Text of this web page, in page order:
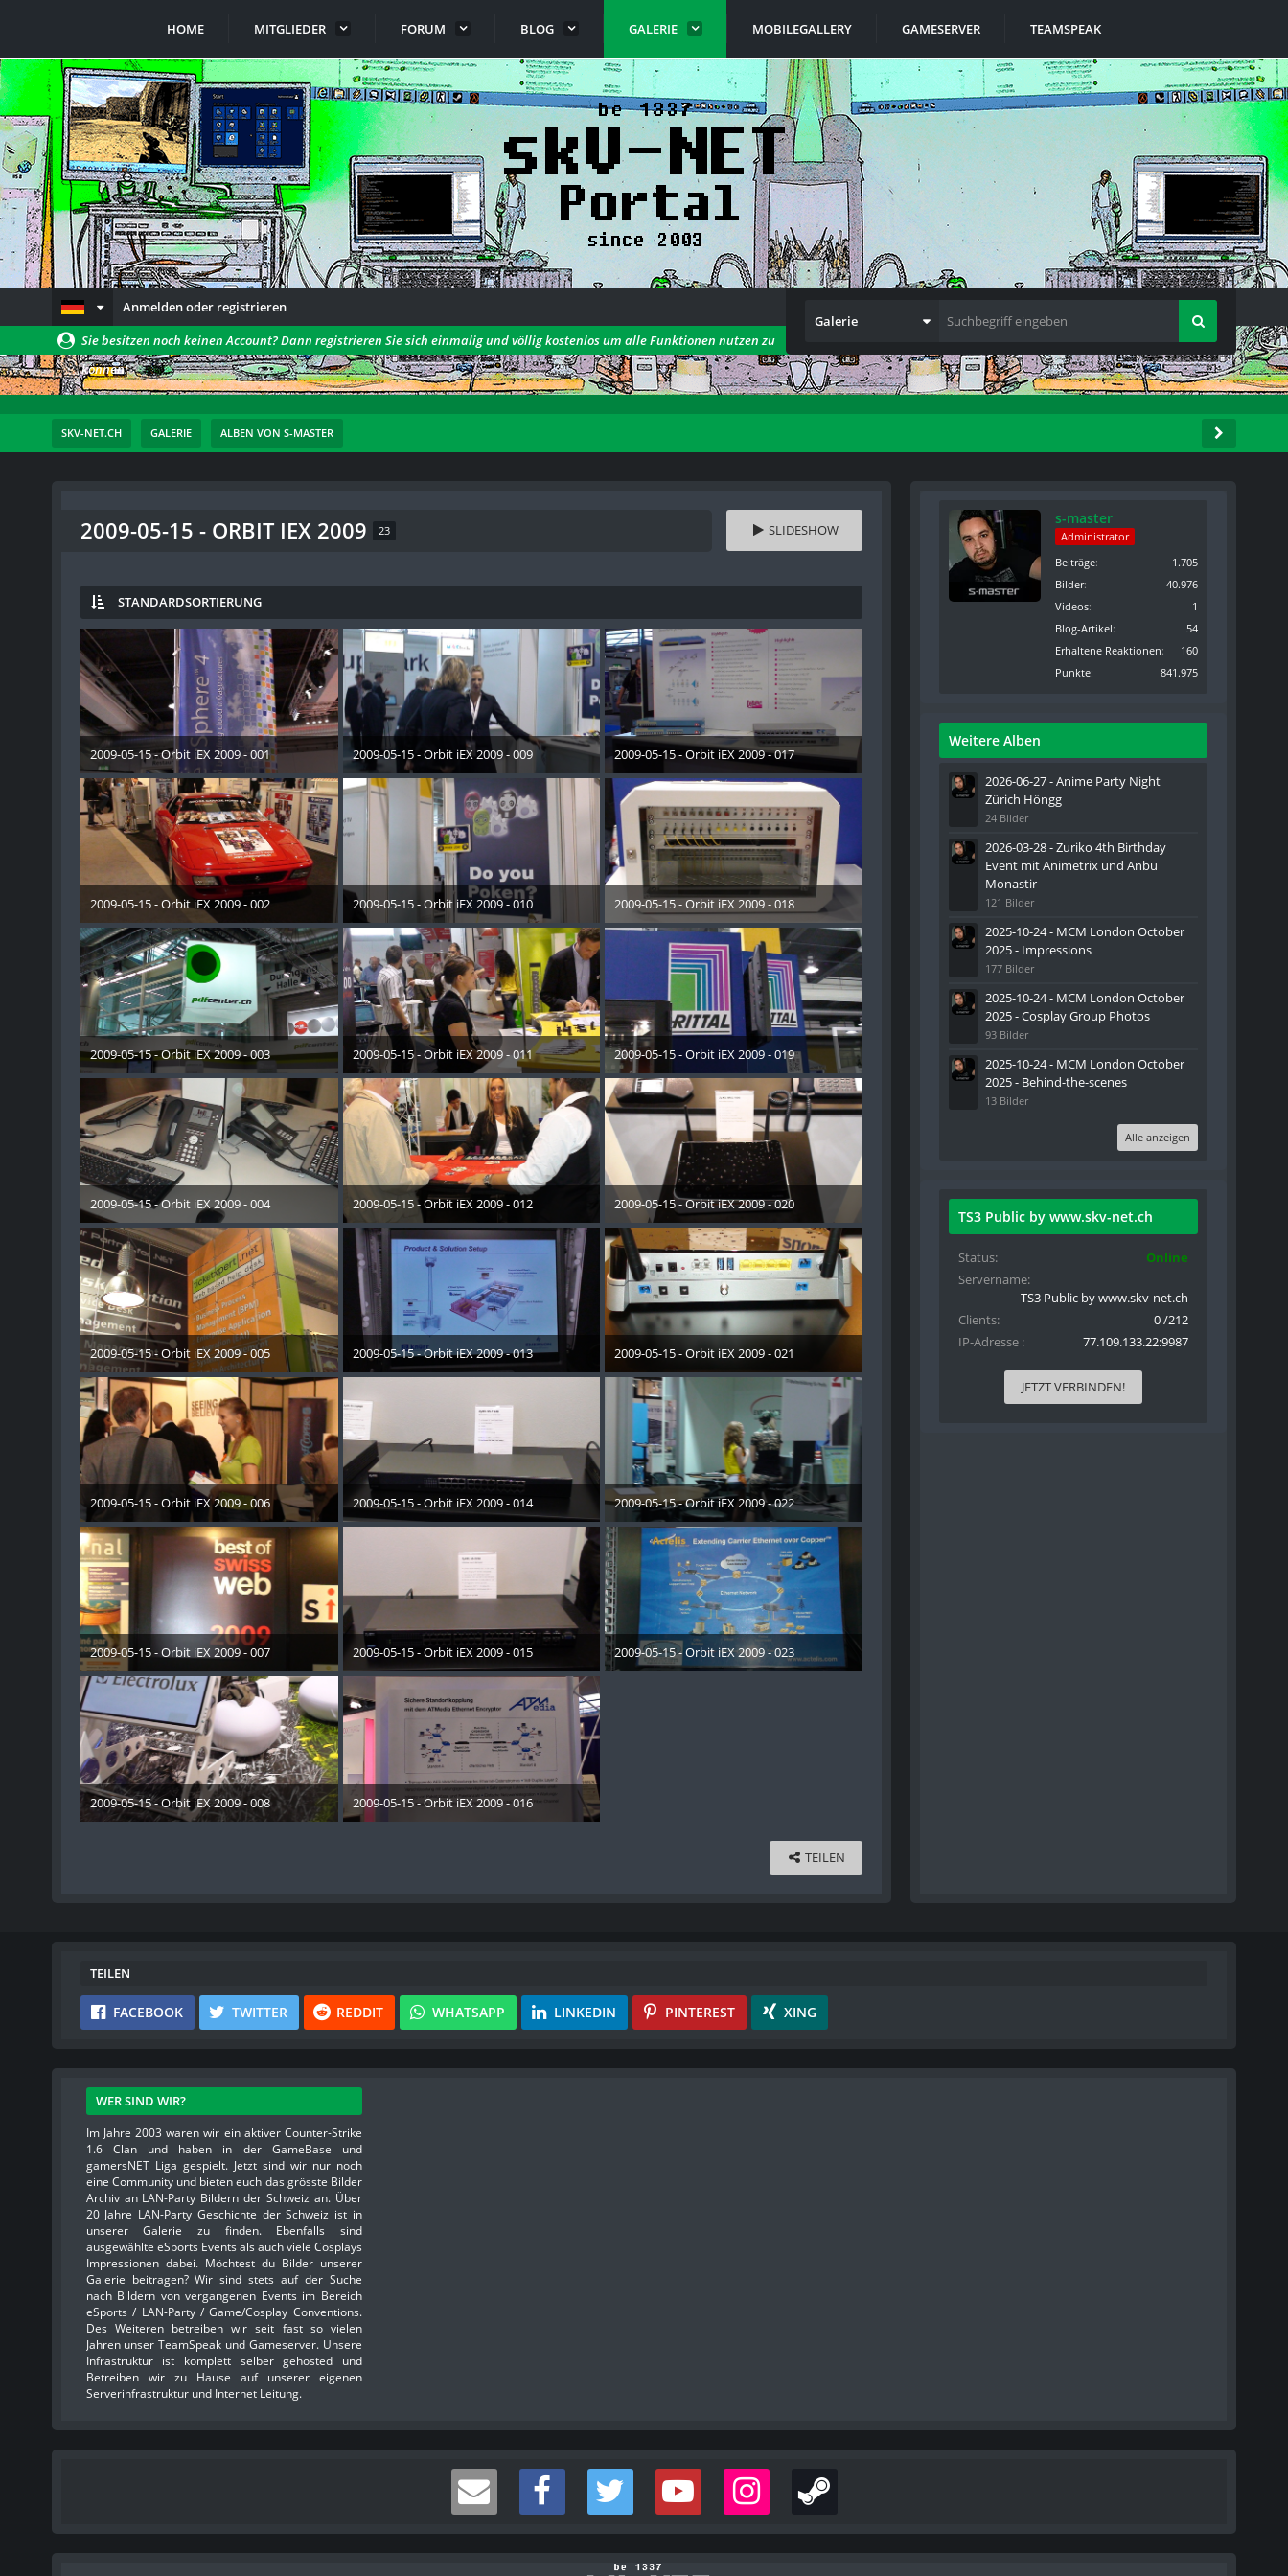
HOME MITGLIEDER FORUM BLOG GALERIE MOBILEGALLERY GAMESERVER TEAMSPEAK
Anmelden oder registrieren
Galerie
Sie besitzen noch keinen Account? Dann registrieren Sie sich einmalig und völlig kostenlos um alle Funktionen nutzen zu
können!
SKV-NET.CH GALERIE ALBEN VON S-MASTER
2009-05-15 - ORBIT IEX 2009 23 SLIDESHOW
STANDARDSORTIERUNG
2009-05-15 - Orbit iEX 2009 - 001
28. Dezember 2012
2009-05-15 - Orbit iEX 2009 - 002
28. Dezember 2012
2009-05-15 - Orbit iEX 2009 - 003
28. Dezember 2012
2009-05-15 - Orbit iEX 2009 - 004
28. Dezember 2012
2009-05-15 - Orbit iEX 2009 - 005
28. Dezember 2012
2009-05-15 - Orbit iEX 2009 - 006
28. Dezember 2012
2009-05-15 - Orbit iEX 2009 - 007
28. Dezember 2012
2009-05-15 - Orbit iEX 2009 - 008
28. Dezember 2012
2009-05-15 - Orbit iEX 2009 - 009
28. Dezember 2012
2009-05-15 - Orbit iEX 2009 - 010
28. Dezember 2012
2009-05-15 - Orbit iEX 2009 - 011
28. Dezember 2012
2009-05-15 - Orbit iEX 2009 - 012
28. Dezember 2012
2009-05-15 - Orbit iEX 2009 - 013
28. Dezember 2012
2009-05-15 - Orbit iEX 2009 - 014
28. Dezember 2012
2009-05-15 - Orbit iEX 2009 - 015
28. Dezember 2012
2009-05-15 - Orbit iEX 2009 - 016
28. Dezember 2012
2009-05-15 - Orbit iEX 2009 - 017
28. Dezember 2012
2009-05-15 - Orbit iEX 2009 - 018
28. Dezember 2012
2009-05-15 - Orbit iEX 2009 - 019
28. Dezember 2012
2009-05-15 - Orbit iEX 2009 - 020
28. Dezember 2012
2009-05-15 - Orbit iEX 2009 - 021
28. Dezember 2012
2009-05-15 - Orbit iEX 2009 - 022
28. Dezember 2012
2009-05-15 - Orbit iEX 2009 - 023
28. Dezember 2012
TEILEN
s-master
Administrator
Beiträge
1.705
Bilder
40.976
Videos
1
Blog-Artikel
54
Erhaltene Reaktionen
160
Punkte
841.975
Weitere Alben
2026-06-27 - Anime Party Night
Zürich Höngg
24 Bilder
2026-03-28 - Zuriko 4th Birthday
Event mit Animetrix und Anbu
Monastir
121 Bilder
2025-10-24 - MCM London October
2025 - Impressions
177 Bilder
2025-10-24 - MCM London October
2025 - Cosplay Group Photos
93 Bilder
2025-10-24 - MCM London October
2025 - Behind-the-scenes
13 Bilder
Alle anzeigen
TS3 Public by www.skv-net.ch
Status
Online
Servername
TS3 Public by www.skv-net.ch
Clients
0 /212
IP-Adresse
77.109.133.22:9987
JETZT VERBINDEN!
TEILEN
FACEBOOK TWITTER REDDIT WHATSAPP LINKEDIN PINTEREST XING
WER SIND WIR?
Im Jahre 2003 waren wir ein aktiver Counter-Strike
1.6 Clan und haben in der GameBase und
gamersNET Liga gespielt. Jetzt sind wir nur noch
eine Community und bieten euch das grösste Bilder
Archiv an LAN-Party Bildern der Schweiz an. Über
20 Jahre LAN-Party Geschichte der Schweiz ist in
unserer Galerie zu finden. Ebenfalls sind
ausgewählte eSports Events als auch viele Cosplays
Impressionen dabei. Möchtest du Bilder unserer
Galerie beitragen? Wir sind stets auf der Suche
nach Bildern von vergangenen Events im Bereich
eSports / LAN-Party / Game/Cosplay Conventions.
Des Weiteren betreiben wir seit fast so vielen
Jahren unser TeamSpeak und Gameserver. Unsere
Infrastruktur ist komplett selber gehosted und
Betreiben wir zu Hause auf unserer eigenen
Serverinfrastruktur und Internet Leitung.